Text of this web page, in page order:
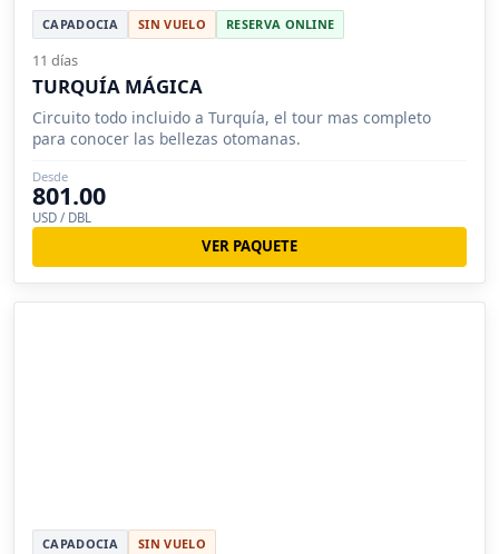
CAPADOCIA SIN VUELO RESERVA ONLINE
11 días
TURQUÍA MÁGICA
Circuito todo incluido a Turquía, el tour mas completo
para conocer las bellezas otomanas.
Desde
801.00
USD / DBL
VER PAQUETE
CAPADOCIA SIN VUELO